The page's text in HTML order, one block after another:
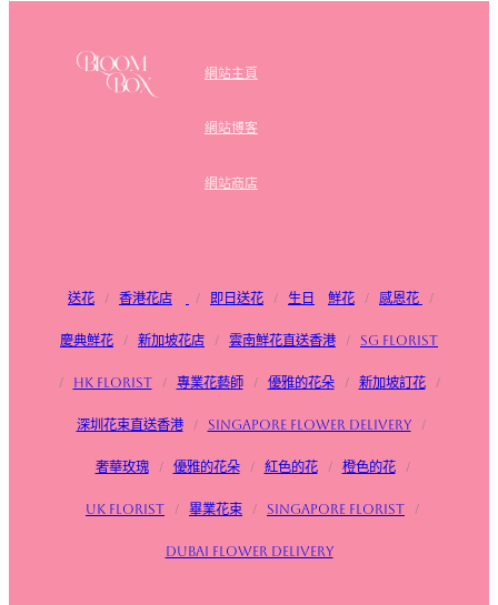
網站主頁
網站博客
網站商店
送花 / 香港花店 / 即日送花 / 生日 鮮花 / 感恩花 /
慶典鮮花 / 新加坡花店 / 雲南鮮花直送香港 / SG FLorist
/ HK Florist / 專業花藝師 / 優雅的花朵 / 新加坡訂花 /
深圳花束直送香港 / Singapore flower delivery /
奢華玫瑰 / 優雅的花朵 / 紅色的花 / 橙色的花 /
UK Florist / 畢業花束 / Singapore Florist /
Dubai Flower Delivery